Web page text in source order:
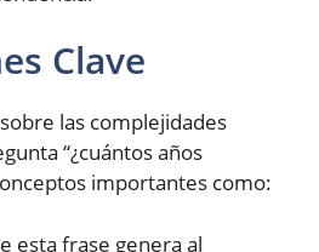
Clave
las complejidades
“¿cuántos años
importantes como:
esta frase genera al